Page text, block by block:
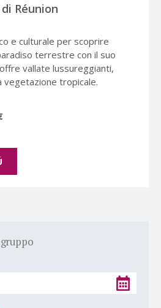
Réunion
e culturale per scoprire
terrestre con il suo
vallate lussureggianti,
tropicale.